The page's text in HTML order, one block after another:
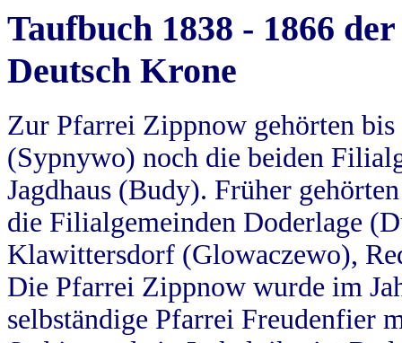
Taufbuch 1838 - 1866
Deutsch Krone
Zur Pfarrei Zippnow gehörten
(Sypnywo) noch die beiden
Jagdhaus (Budy). Früher
die Filialgemeinden Doderlage
Klawittersdorf (Glowaczewo),
Die Pfarrei Zippnow wurde im
selbständige Pfarrei Freudenfier